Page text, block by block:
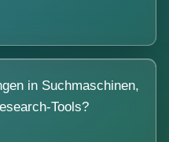
in Suchmaschinen,
Tools?